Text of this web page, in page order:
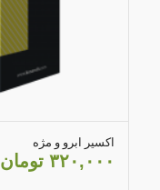
اکسیر ابرو و مژه
۳۲۰,۰۰۰ تومان